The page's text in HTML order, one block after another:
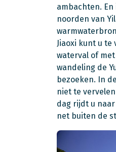
ambachten. En
noorden van
Jiaoxi kunt u te
waterval of
wandeling de
bezoeken. In
niet te
dag rijdt u
net buiten de